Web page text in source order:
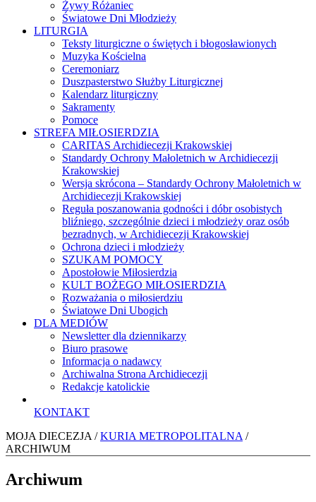
Żywy Różaniec
Światowe Dni Młodzieży
LITURGIA
Teksty liturgiczne o świętych i błogosławionych
Muzyka Kościelna
Ceremoniarz
Duszpasterstwo Służby Liturgicznej
Kalendarz liturgiczny
Sakramenty
Pomoce
STREFA MIŁOSIERDZIA
CARITAS Archidiecezji Krakowskiej
Standardy Ochrony Małoletnich w Archidiecezji
Krakowskiej
Wersja skrócona – Standardy Ochrony Małoletnich w
Archidiecezji Krakowskiej
Reguła poszanowania godności i dóbr osobistych
bliźniego, szczególnie dzieci i młodzieży oraz osób
bezradnych, w Archidiecezji Krakowskiej
Ochrona dzieci i młodzieży
SZUKAM POMOCY
Apostołowie Miłosierdzia
KULT BOŻEGO MIŁOSIERDZIA
Rozważania o miłosierdziu
Światowe Dni Ubogich
DLA MEDIÓW
Newsletter dla dziennikarzy
Biuro prasowe
Informacja o nadawcy
Archiwalna Strona Archidiecezji
Redakcje katolickie
KONTAKT
MOJA DIECEZJA /KURIA METROPOLITALNA /
ARCHIWUM
Archiwum